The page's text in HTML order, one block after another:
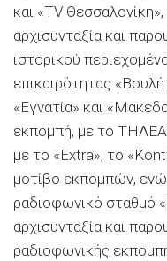
και «TV
αρχισυνταξία και
ιστορικού
επικαιρότητας
«Εγνατία» και
εκπομπή, με το
με το «Extra», το
μοτίβο εκπομπών, ενώ
ραδιοφωνικό σταθμό
αρχισυνταξία και
ραδιοφωνικής